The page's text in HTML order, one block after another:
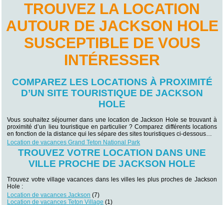
TROUVEZ LA LOCATION
AUTOUR DE JACKSON HOLE
SUSCEPTIBLE DE VOUS
INTÉRESSER
COMPAREZ LES LOCATIONS À PROXIMITÉ
D’UN SITE TOURISTIQUE DE JACKSON
HOLE
Vous souhaitez séjourner dans une location de Jackson Hole se trouvant à
proximité d’un lieu touristique en particulier ? Comparez différents locations
en fonction de la distance qui les sépare des sites touristiques ci-dessous…
Location de vacances Grand Teton National Park
TROUVEZ VOTRE LOCATION DANS UNE
VILLE PROCHE DE JACKSON HOLE
Trouvez votre village vacances dans les villes les plus proches de Jackson
Hole :
Location de vacances Jackson (7)
Location de vacances Teton Village (1)